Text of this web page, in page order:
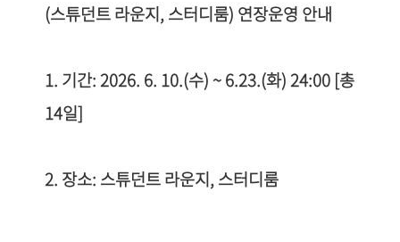
(스튜던트 라운지, 스터디룸) 연장운영 안내
1. 기간: 2026. 6. 10.(수) ~ 6.23.(화) 24:00 [총
14일]
2. 장소: 스튜던트 라운지, 스터디룸